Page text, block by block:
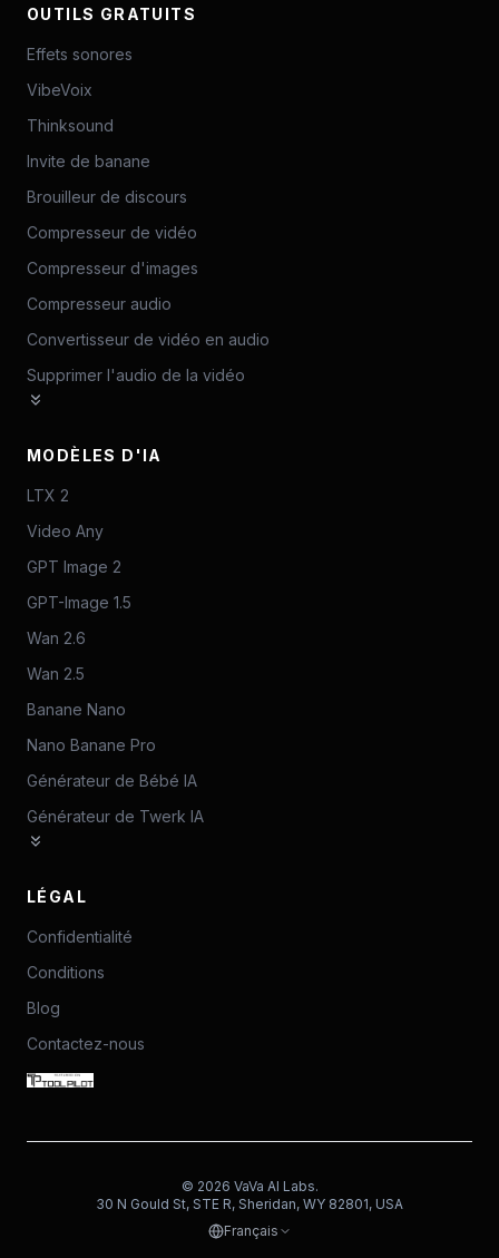
OUTILS GRATUITS
Effets sonores
VibeVoix
Thinksound
Invite de banane
Brouilleur de discours
Compresseur de vidéo
Compresseur d'images
Compresseur audio
Convertisseur de vidéo en audio
Supprimer l'audio de la vidéo
MODÈLES D'IA
LTX 2
Video Any
GPT Image 2
GPT-Image 1.5
Wan 2.6
Wan 2.5
Banane Nano
Nano Banane Pro
Générateur de Bébé IA
Générateur de Twerk IA
LÉGAL
Confidentialité
Conditions
Blog
Contactez-nous
© 2026 VaVa AI Labs.
30 N Gould St, STE R, Sheridan, WY 82801, USA
Français